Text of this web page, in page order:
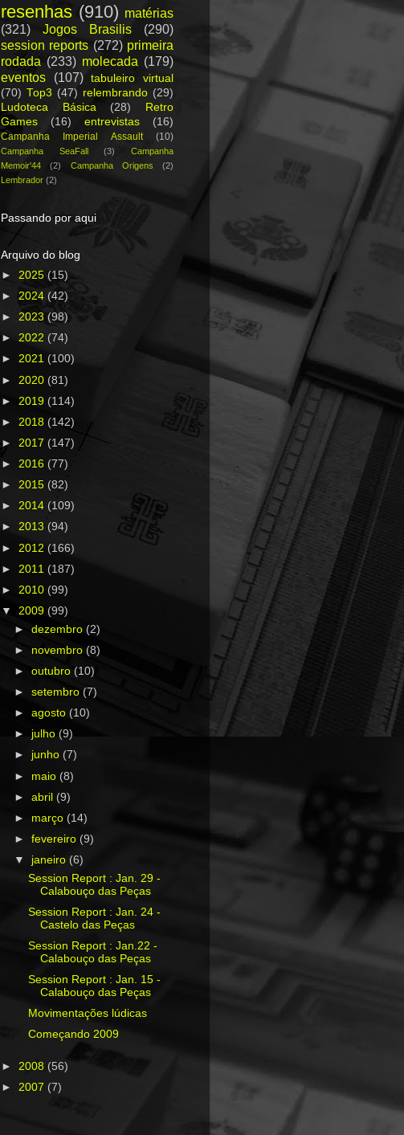
resenhas (910) matérias
(321)
Jogos Brasilis
(290)
session reports (272) primeira
rodada (233) molecada (179)
eventos
(107)
tabuleiro virtual
(70) Top3 (47) relembrando (29)
Ludoteca Básica
(28)
Retro
Games
(16) entrevistas (16)
Campanha Imperial Assault (10)
Campanha SeaFall (3)
Campanha
Memoir'44
(2) Campanha Origens
(2)
Lembrador (2)
Passando por aqui
Arquivo do blog
► 2025 (15)
► 2024 (42)
► 2023 (98)
► 2022 (74)
► 2021 (100)
► 2020 (81)
► 2019 (114)
► 2018 (142)
► 2017 (147)
► 2016 (77)
► 2015 (82)
► 2014 (109)
► 2013 (94)
► 2012 (166)
► 2011 (187)
► 2010 (99)
▼ 2009 (99)
►dezembro (2)
► novembro(8)
►outubro(10)
►setembro (7)
►agosto (10)
►julho (9)
► junho (7)
► maio (8)
►abril (9)
► março (14)
►fevereiro (9)
▼ janeiro (6)
Session Report : Jan. 29 -
Calabouço das Peças
Session Report : Jan. 24 -
Castelo das Peças
Session Report : Jan.22 -
Calabouço das Peças
Session Report : Jan. 15 -
Calabouço das Peças
Movimentações lúdicas
Começando 2009
► 2008 (56)
► 2007 (7)